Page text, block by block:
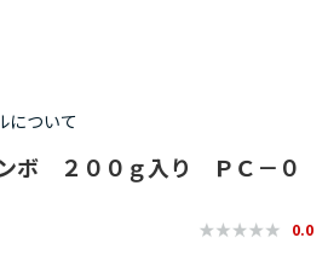
について
ボ ２００ｇ入り ＰＣ－０
0.0